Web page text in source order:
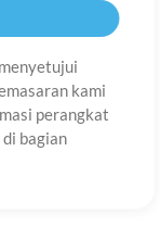
kami
perangkat
bagian